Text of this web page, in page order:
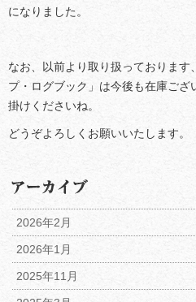
になりました。
なお、以前より取り扱っております
プ・ログブック」は今後も在庫ご
掛けくださいね。
どうぞよろしくお願いいたします。
2026年2月
2026年1月
2025年11月